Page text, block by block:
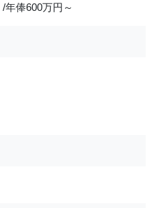
年俸600万円～